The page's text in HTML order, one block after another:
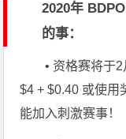
2020年
的事：
• 资格赛将于
$4 + $0.40 或使用
能加入刺激赛事！